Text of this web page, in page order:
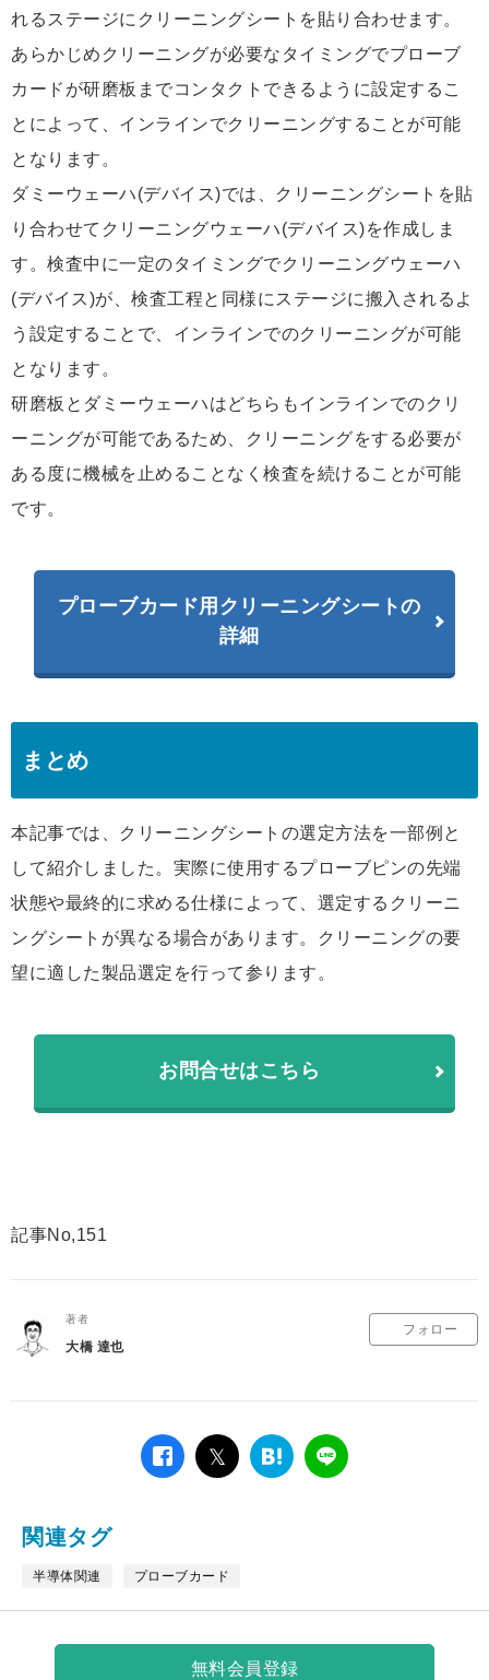
れるステージにクリーニングシートを貼り合わせます。
あらかじめクリーニングが必要なタイミングでプローブ
カードが研磨板までコンタクトできるように設定するこ
とによって、インラインでクリーニングすることが可能
となります。
ダミーウェーハ(デバイス)では、クリーニングシートを貼
り合わせてクリーニングウェーハ(デバイス)を作成しま
す。検査中に一定のタイミングでクリーニングウェーハ
(デバイス)が、検査工程と同様にステージに搬入されるよ
う設定することで、インラインでのクリーニングが可能
となります。
研磨板とダミーウェーハはどちらもインラインでのクリ
ーニングが可能であるため、クリーニングをする必要が
ある度に機械を止めることなく検査を続けることが可能
です。
プローブカード用クリーニングシートの
詳細
まとめ
本記事では、クリーニングシートの選定方法を一部例と
して紹介しました。実際に使用するプローブピンの先端
状態や最終的に求める仕様によって、選定するクリーニ
ングシートが異なる場合があります。クリーニングの要
望に適した製品選定を行って参ります。
お問合せはこちら
記事No,151
著者
大橋 達也
フォロー
facebook
twitterは
ー
ク
LINE
関連タグ
半導体関連 プローブカード
無料会員登録